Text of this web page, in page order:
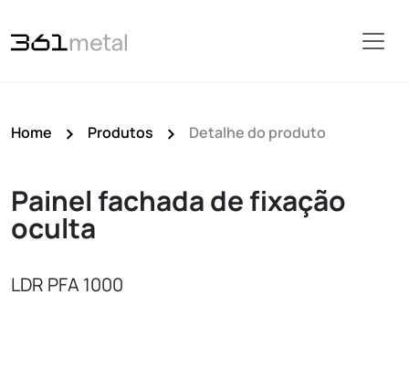
Home Produtos Detalhe do produto
Painel fachada de fixação
oculta
LDR PFA 1000